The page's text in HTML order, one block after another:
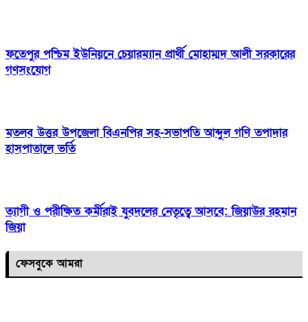
ফতেপুর পশ্চিম ইউনিয়নে চেয়ারম্যান প্রার্থী মোহাম্মদ আলী সরকারের
গণসংযোগ
মতলব উত্তর উপজেলা বিএনপির সহ-সভাপতি আব্দুল গণি তপাদার
হাসপাতালে ভর্তি
ত্যাগী ও পরীক্ষিত কর্মীরাই যুবদলের নেতৃত্বে আসবে: জিয়াউর রহমান
জিয়া
ফেসবুকে আমরা